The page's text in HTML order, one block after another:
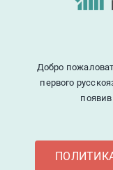
Добро
первого